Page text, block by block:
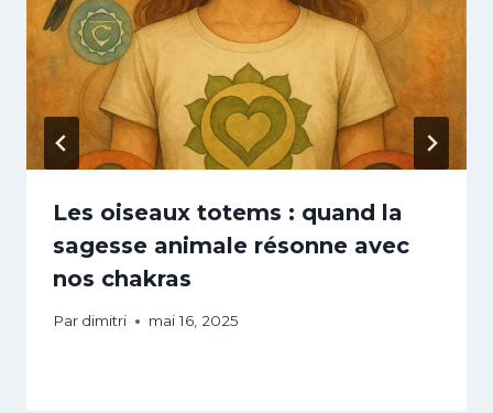
Les oiseaux totems : quand la
sagesse animale résonne avec
nos chakras
Par dimitri mai 16, 2025